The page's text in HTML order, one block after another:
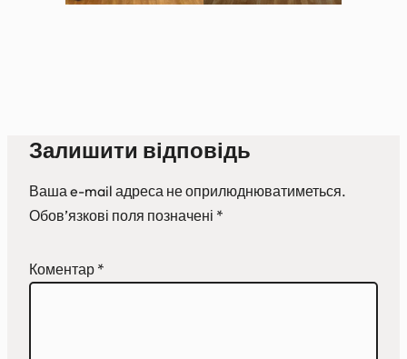
Залишити відповідь
Ваша e-mail адреса не оприлюднюватиметься.
Обов’язкові поля позначені *
Коментар *